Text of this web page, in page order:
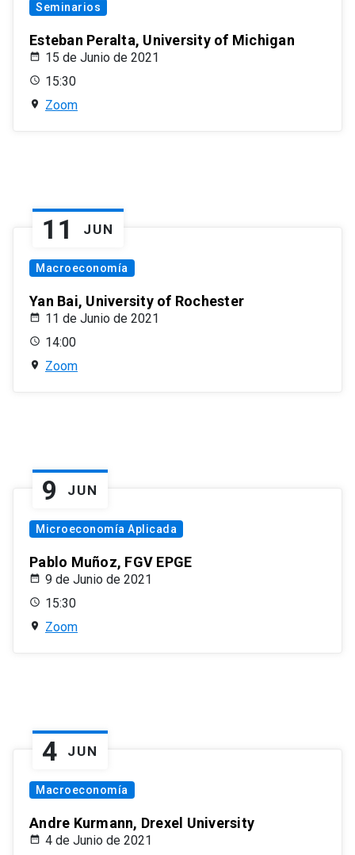
Seminarios
Esteban Peralta, University of Michigan
15 de Junio de 2021
15:30
Zoom
11 JUN
Macroeconomía
Yan Bai, University of Rochester
11 de Junio de 2021
14:00
Zoom
9 JUN
Microeconomía Aplicada
Pablo Muñoz, FGV EPGE
9 de Junio de 2021
15:30
Zoom
4 JUN
Macroeconomía
Andre Kurmann, Drexel University
4 de Junio de 2021